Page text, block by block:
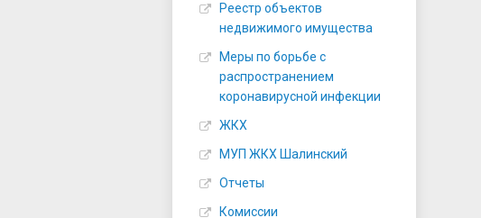
Реестр объектов
недвижимого имущества
Меры по борьбе с
распространением
коронавирусной инфекции
ЖКХ
МУП ЖКХ Шалинский
Отчеты
Комиссии